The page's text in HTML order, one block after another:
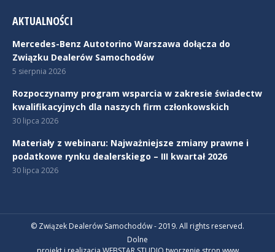
AKTUALNOŚCI
Mercedes-Benz Autotorino Warszawa dołącza do
Związku Dealerów Samochodów
5 sierpnia 2026
Rozpoczynamy program wsparcia w zakresie świadectw
kwalifikacyjnych dla naszych firm członkowskich
30 lipca 2026
Materiały z webinaru: Najważniejsze zmiany prawne i
podatkowe rynku dealerskiego – III kwartał 2026
30 lipca 2026
© Związek Dealerów Samochodów - 2019. All rights reserved.
Dolne